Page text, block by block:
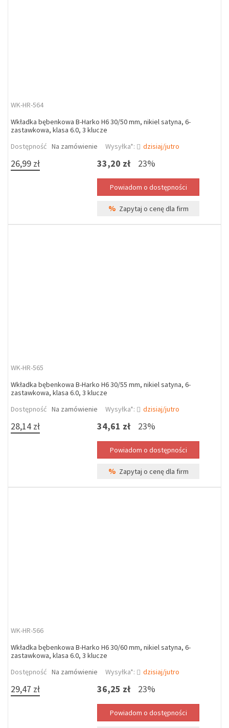
WK-HR-564
Wkładka bębenkowa B-Harko H6 30/50 mm, nikiel satyna, 6-
zastawkowa, klasa 6.0, 3 klucze
Dostępność Na zamówienie Wysyłka*: dzisiaj/jutro
26,99 zł 33,20 zł 23%
% Zapytaj o cenę dla firm
WK-HR-565
Wkładka bębenkowa B-Harko H6 30/55 mm, nikiel satyna, 6-
zastawkowa, klasa 6.0, 3 klucze
Dostępność Na zamówienie Wysyłka*: dzisiaj/jutro
28,14 zł 34,61 zł 23%
% Zapytaj o cenę dla firm
WK-HR-566
Wkładka bębenkowa B-Harko H6 30/60 mm, nikiel satyna, 6-
zastawkowa, klasa 6.0, 3 klucze
Dostępność Na zamówienie Wysyłka*: dzisiaj/jutro
29,47 zł 36,25 zł 23%